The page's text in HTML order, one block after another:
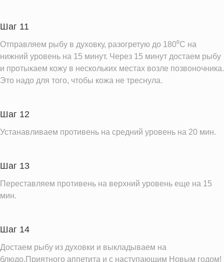
Шаг 11
Отправляем рыбу в духовку, разогретую до 180⁰С на
нижний уровень на 15 минут. Через 15 минут достаем рыбу
и протыкаем кожу в нескольких местах возле позвоночника.
Это надо для того, чтобы кожа не треснула.
Шаг 12
Устанавливаем противень на средний уровень на 20 мин.
Шаг 13
Переставляем противень на верхний уровень еще на 15
мин.
Шаг 14
Достаем рыбу из духовки и выкладываем на
блюдо.Приятного аппетита и с наступающим Новым годом!